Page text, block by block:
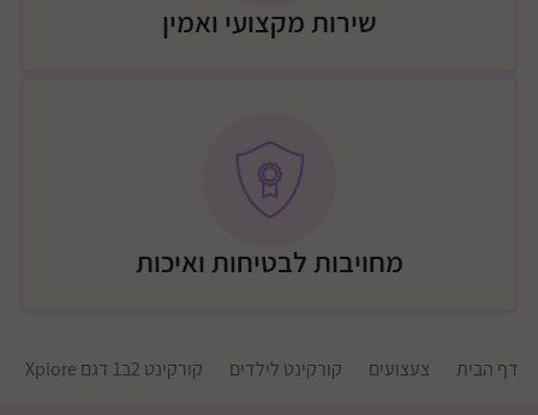
שירות מקצועי ואמין
מחויבות לבטיחות ואיכות
דף הבית צעצועים קורקינט לילדים קורקינט 2ב1 דגם Xplore